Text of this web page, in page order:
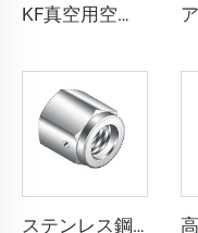
KF真空用空気軸受式L字型角型バルブ 溶接／成形ベローズ付き NC継手 NW16-NW50 密閉式フラッパー SS304 SS316L ステンレス鋼 KF16-KF50
ステンレス鋼高流量メスナットQCR継手SS316L VCR真空高純度継手BA/EPリークテストポート